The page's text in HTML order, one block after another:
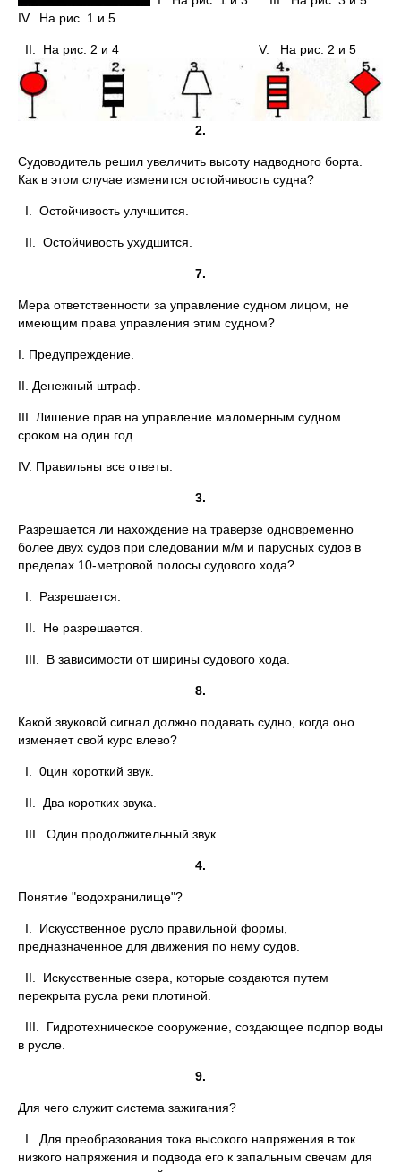
IV. На рис. 1 и 5
II. На рис. 2 и 4 V. На рис. 2 и 5
2.
Судоводитель решил увеличить высоту надводного борта.
Как в этом случае изменится остойчивость судна?
I. Остойчивость улучшится.
II. Остойчивость ухудшится.
7.
Мера ответственности за управление судном лицом, не
имеющим права управления этим судном?
I. Предупреждение.
II. Денежный штраф.
III. Лишение прав на управление маломерным судном
сроком на один год.
IV. Правильны все ответы.
3.
Разрешается ли нахождение на траверзе одновременно
более двух судов при следовании м/м и парусных судов в
пределах 10-метровой полосы судового хода?
I. Разрешается.
II. Не разрешается.
III. В зависимости от ширины судового хода.
8.
Какой звуковой сигнал должно подавать судно, когда оно
изменяет свой курс влево?
I. 0цин короткий звук.
II. Два коротких звука.
III. Один продолжительный звук.
4.
Понятие "водохранилище"?
I. Искусственное русло правильной формы,
предназначенное для движения по нему судов.
II. Искусственные озера, которые создаются путем
перекрыта русла реки плотиной.
III. Гидротехническое сооружение, создающее подпор воды
в русле.
9.
Для чего служит система зажигания?
I. Для преобразования тока высокого напряжения в ток
низкого напряжения и подвода его к запальным свечам для